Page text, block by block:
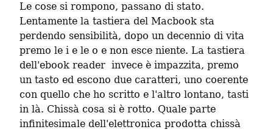
Le cose si rompono, passano di stato.
Lentamente la tastiera del Macbook sta
perdendo sensibilità, dopo un decennio di vita
premo le i e le o e non esce niente. La tastiera
dell'ebook reader  invece è impazzita, premo
un tasto ed escono due caratteri, uno coerente
con quello che ho scritto e l'altro lontano, tasti
in là. Chissà cosa si è rotto. Quale parte
infinitesimale dell'elettronica prodotta chissà